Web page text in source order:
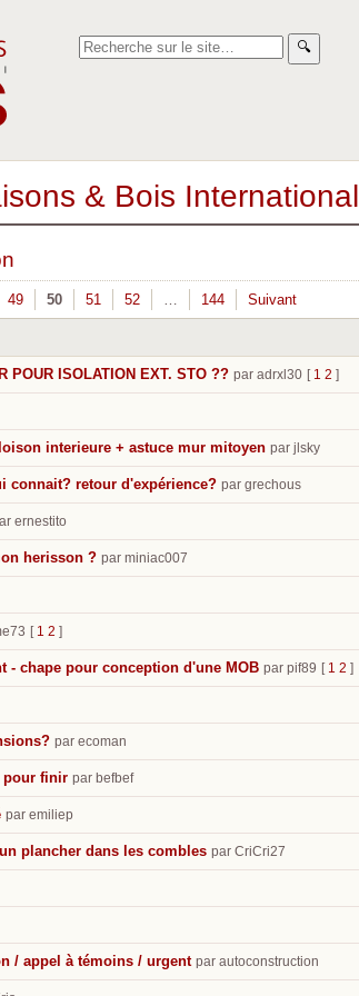
🔍︎
& Bois International
49 50 51 52 … 144 Suivant
POUR ISOLATION EXT. STO ?? par adrxl30 [ 1 2 ]
interieure + astuce mur mitoyen par jlsky
connait? retour d'expérience? par grechous
ernestito
herisson ? par miniac007
[ 1 2 ]
- chape pour conception d'une MOB par pif89 [ 1 2 ]
par ecoman
pour finir par befbef
par emiliep
plancher dans les combles par CriCri27
/ appel à témoins / urgent par autoconstruction